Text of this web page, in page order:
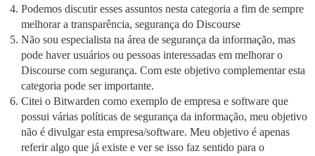
Podemos discutir esses assuntos nesta categoria a fim de sempre
melhorar a transparência, segurança do Discourse
Não sou especialista na área de segurança da informação, mas
pode haver usuários ou pessoas interessadas em melhorar o
Discourse com segurança. Com este objetivo complementar esta
categoria pode ser importante.
Citei o Bitwarden como exemplo de empresa e software que
possui várias políticas de segurança da informação, meu objetivo
não é divulgar esta empresa/software. Meu objetivo é apenas
referir algo que já existe e ver se isso faz sentido para o